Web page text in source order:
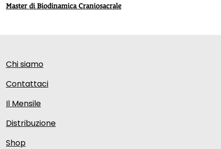
Master di Biodinamica Craniosacrale
Chi siamo
Contattaci
Il Mensile
Distribuzione
Shop